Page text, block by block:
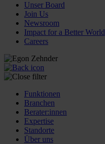
Unser Board
Join Us
Newsroom
Impact for a Better World
Careers
Funktionen
Branchen
Berater:innen
Expertise
Standorte
Über uns